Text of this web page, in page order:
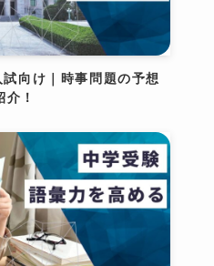
向け｜時事問題の予想
！